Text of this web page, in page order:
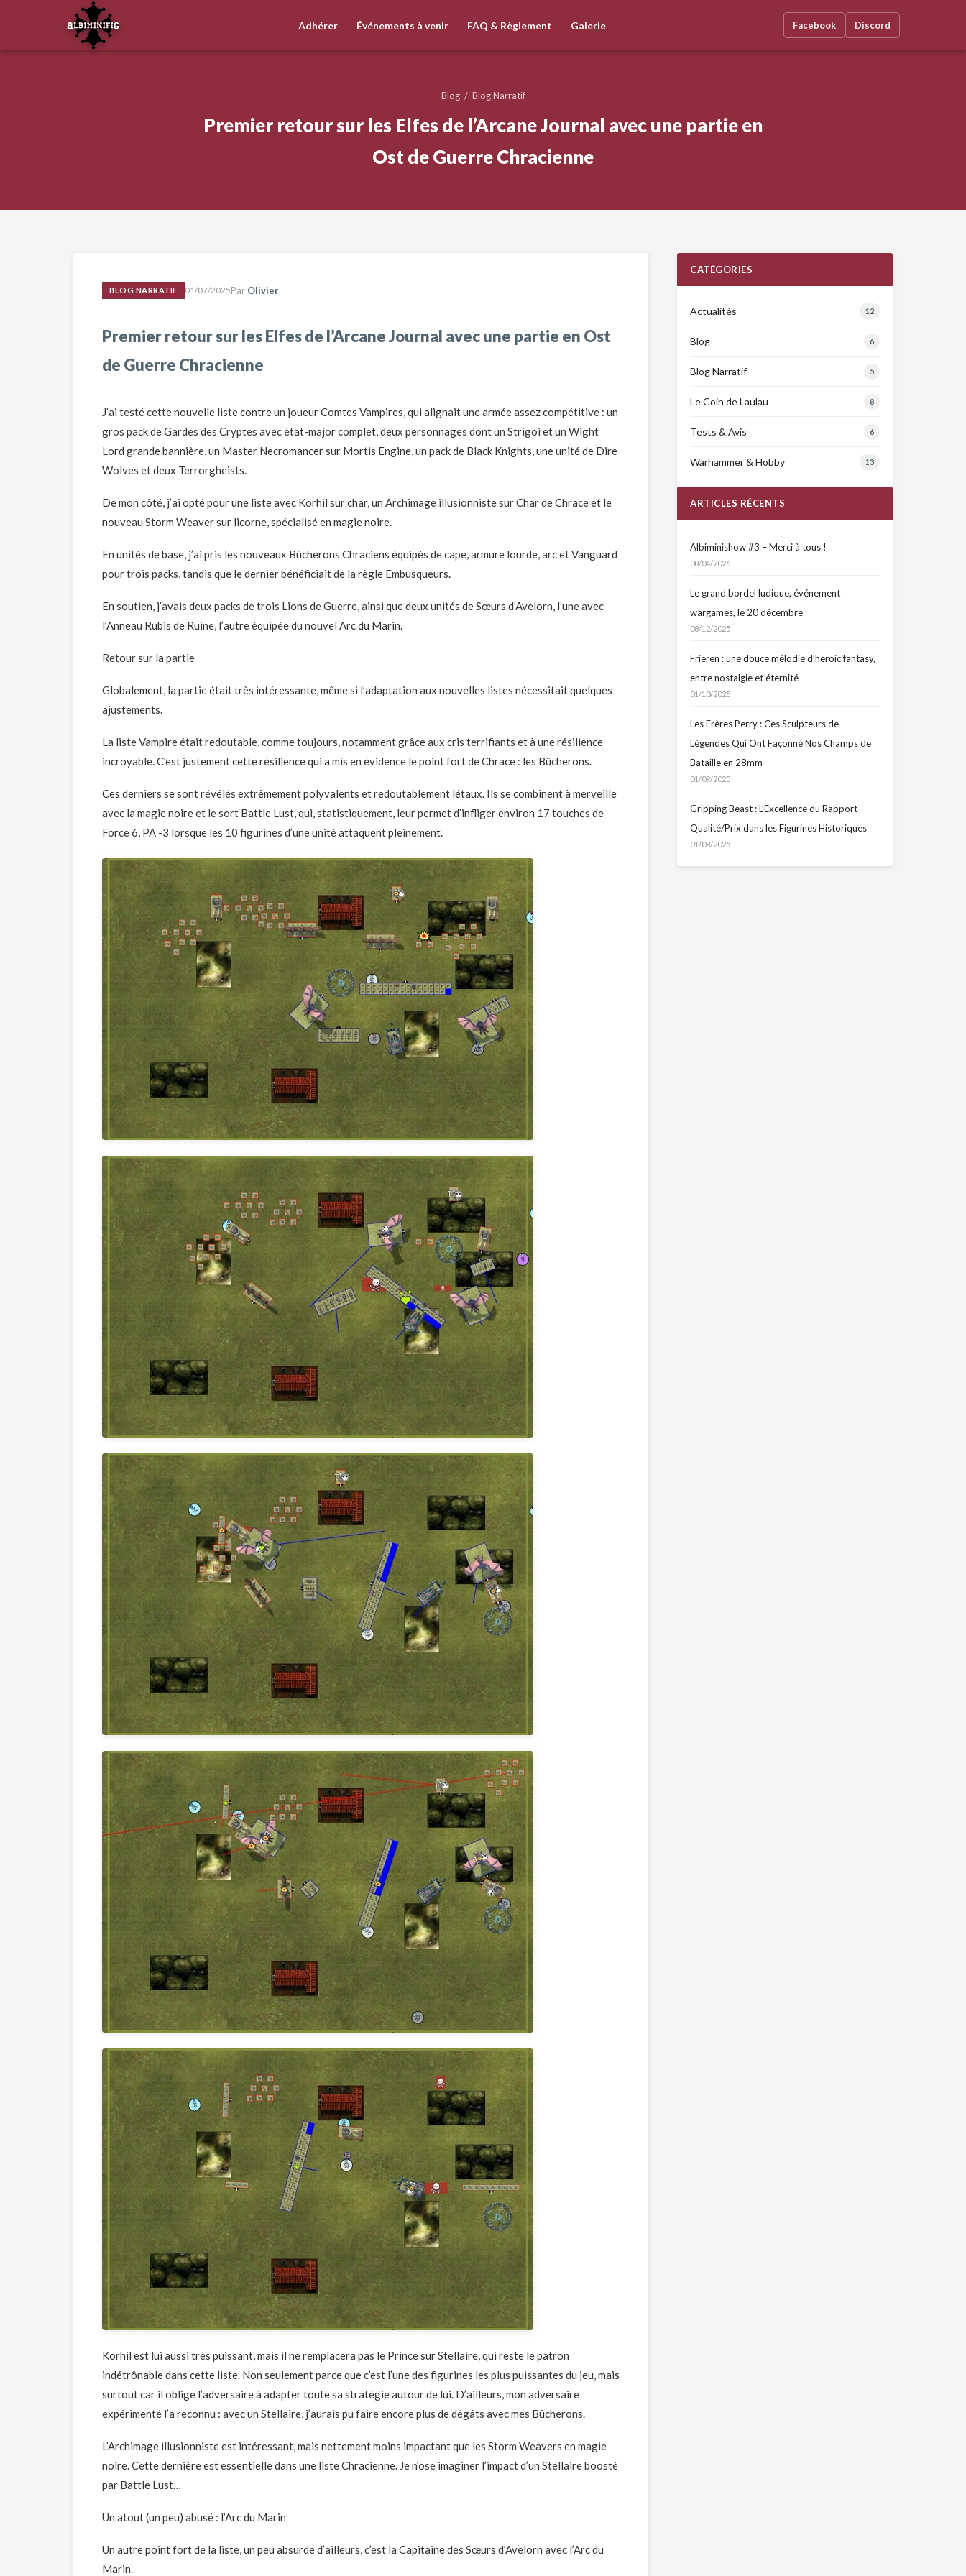
Adhérer Événements à venir FAQ & Règlement Galerie Facebook Discord
Blog/ Blog Narratif
Premier retour sur les Elfes de l’Arcane Journal avec une partie en
Ost de Guerre Chracienne
BLOG NARRATIF 01/07/2025Par Olivier
Premier retour sur les Elfes de l’Arcane Journal avec une partie en Ost
de Guerre Chracienne
J’ai testé cette nouvelle liste contre un joueur Comtes Vampires, qui alignait une armée assez compétitive : un
gros pack de Gardes des Cryptes avec état-major complet, deux personnages dont un Strigoi et un Wight
Lord grande bannière, un Master Necromancer sur Mortis Engine, un pack de Black Knights, une unité de Dire
Wolves et deux Terrorgheists.
De mon côté, j’ai opté pour une liste avec Korhil sur char, un Archimage illusionniste sur Char de Chrace et le
nouveau Storm Weaver sur licorne, spécialisé en magie noire.
En unités de base, j’ai pris les nouveaux Bûcherons Chraciens équipés de cape, armure lourde, arc et Vanguard
pour trois packs, tandis que le dernier bénéficiait de la règle Embusqueurs.
En soutien, j’avais deux packs de trois Lions de Guerre, ainsi que deux unités de Sœurs d’Avelorn, l’une avec
l’Anneau Rubis de Ruine, l’autre équipée du nouvel Arc du Marin.
Retour sur la partie
Globalement, la partie était très intéressante, même si l’adaptation aux nouvelles listes nécessitait quelques
ajustements.
La liste Vampire était redoutable, comme toujours, notamment grâce aux cris terrifiants et à une résilience
incroyable. C’est justement cette résilience qui a mis en évidence le point fort de Chrace : les Bûcherons.
Ces derniers se sont révélés extrêmement polyvalents et redoutablement létaux. Ils se combinent à merveille
avec la magie noire et le sort Battle Lust, qui, statistiquement, leur permet d’infliger environ 17 touches de
Force 6, PA -3 lorsque les 10 figurines d’une unité attaquent pleinement.
Korhil est lui aussi très puissant, mais il ne remplacera pas le Prince sur Stellaire, qui reste le patron
indétrônable dans cette liste. Non seulement parce que c’est l’une des figurines les plus puissantes du jeu, mais
surtout car il oblige l’adversaire à adapter toute sa stratégie autour de lui. D’ailleurs, mon adversaire
expérimenté l’a reconnu : avec un Stellaire, j’aurais pu faire encore plus de dégâts avec mes Bûcherons.
L’Archimage illusionniste est intéressant, mais nettement moins impactant que les Storm Weavers en magie
noire. Cette dernière est essentielle dans une liste Chracienne. Je n’ose imaginer l’impact d’un Stellaire boosté
par Battle Lust…
Un atout (un peu) abusé : l’Arc du Marin
Un autre point fort de la liste, un peu absurde d’ailleurs, c’est la Capitaine des Sœurs d’Avelorn avec l’Arc du
Marin.
CATÉGORIES
Actualités 12
Blog 6
Blog Narratif 5
Le Coin de Laulau 8
Tests & Avis 6
Warhammer & Hobby 13
ARTICLES RÉCENTS
Albiminishow #3 – Merci à tous !
08/04/2026
Le grand bordel ludique, événement
wargames, le 20 décembre
08/12/2025
Frieren : une douce mélodie d’heroic fantasy,
entre nostalgie et éternité
01/10/2025
Les Frères Perry : Ces Sculpteurs de
Légendes Qui Ont Façonné Nos Champs de
Bataille en 28mm
01/09/2025
Gripping Beast : L’Excellence du Rapport
Qualité/Prix dans les Figurines Historiques
01/08/2025